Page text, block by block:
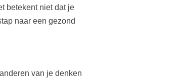
betekent niet dat je
naar een gezond
van je denken